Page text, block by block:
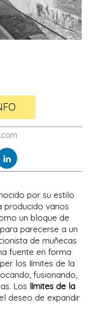
por su estilo
producido varios
un bloque de
parecerse a un
de muñecas
fuente en forma
los límites de la
fusionando,
Los límites de la
deseo de expandir